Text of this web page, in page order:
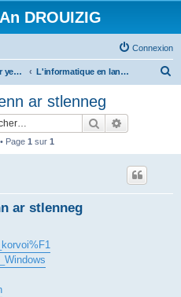
DROUIZIG
Connexion
Ar stlenneg hag ar yezhoù bihan er bed a-bezh L'informatique en langues régionales et minoritaires
ar stlenneg
Rechercher
Page 1 sur 1
ar stlenneg